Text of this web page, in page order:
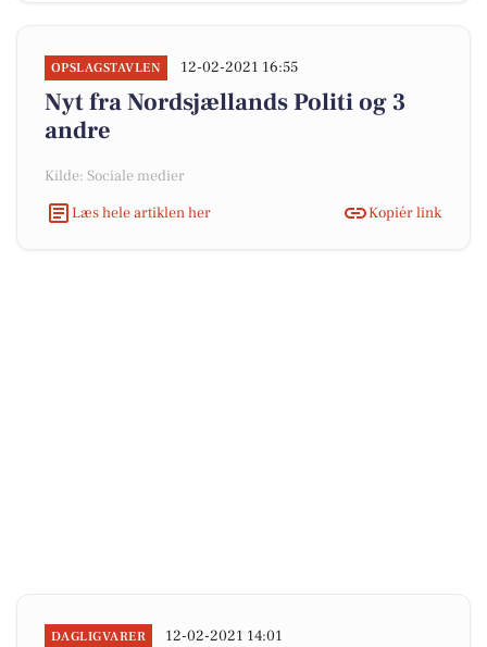
OPSLAGSTAVLEN 12-02-2021 16:55
Nyt fra Nordsjællands Politi og 3
andre
Kilde: Sociale medier
Læs hele artiklen her
Kopiér link
DAGLIGVARER 12-02-2021 14:01